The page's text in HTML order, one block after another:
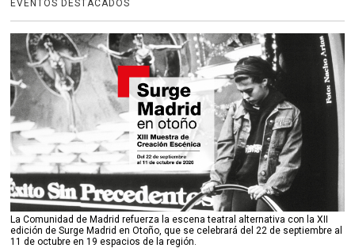
EVENTOS DESTACADOS
La Comunidad de Madrid refuerza la escena teatral alternativa con la XII
edición de Surge Madrid en Otoño, que se celebrará del 22 de septiembre al
11 de octubre en 19 espacios de la región.